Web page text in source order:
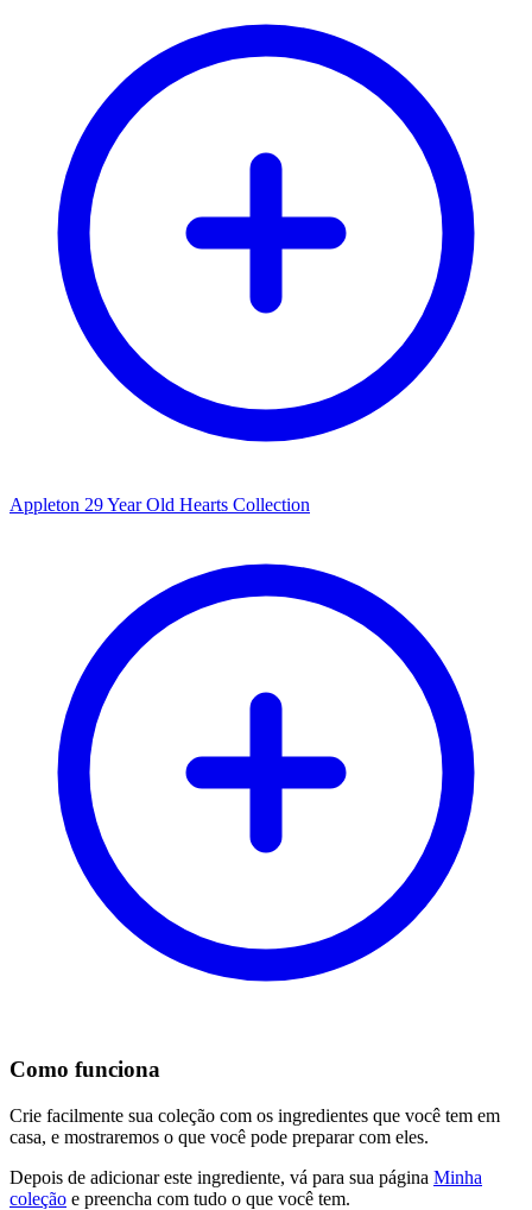
Appleton 29 Year Old Hearts Collection
Como funciona
Crie facilmente sua coleção com os ingredientes que você tem em
casa, e mostraremos o que você pode preparar com eles.
Depois de adicionar este ingrediente, vá para sua página Minha
coleção e preencha com tudo o que você tem.